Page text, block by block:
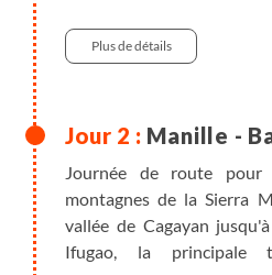
Plus de détails
Manille -
Journée de route pour
montagnes de la Sierra
vallée de Cagayan
Ifugao, la principale